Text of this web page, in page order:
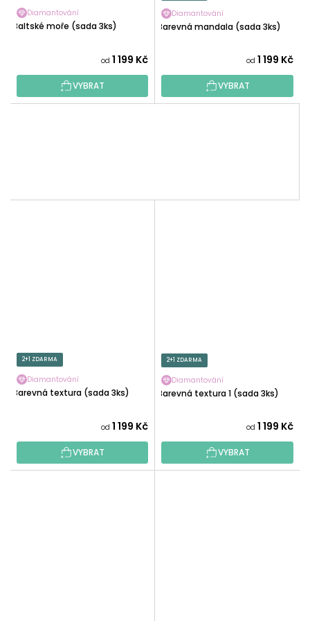
Diamantování
Baltské moře (sada 3ks)
od 1 199 Kč
VYBRAT
Diamantování
Barevná mandala (sada 3ks)
od 1 199 Kč
VYBRAT
2+1 ZDARMA
Diamantování
Barevná textura (sada 3ks)
od 1 199 Kč
VYBRAT
2+1 ZDARMA
Diamantování
Barevná textura 1 (sada 3ks)
od 1 199 Kč
VYBRAT